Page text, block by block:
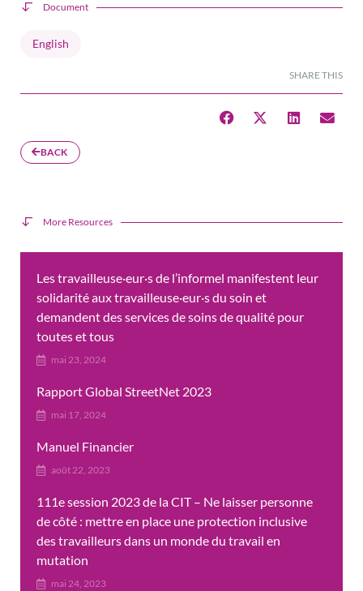
English
Document
SHARE THIS
BACK
More Resources
Les travailleuse·eur·s de l’informel manifestent leur
solidarité aux travailleuse·eur·s du soin et
demandent des services de soins de qualité pour
toutes et tous
mai 23, 2024
Rapport Global StreetNet 2023
mai 17, 2024
Manuel Financier
août 22, 2023
111e session 2023 de la CIT – Ne laisser personne
de côté : mettre en place une protection inclusive
des travailleurs dans un monde du travail en
mutation
mai 24, 2023